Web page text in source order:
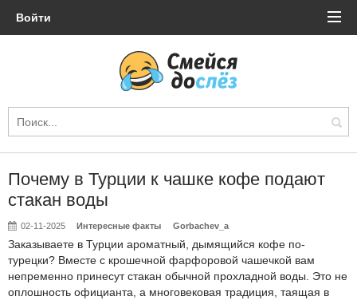
Войти
Почему в Турции к чашке кофе подают
стакан воды
02-11-2025 Интересные факты Gorbachev_a
Заказываете в Турции ароматный, дымящийся кофе по-
турецки? Вместе с крошечной фарфоровой чашечкой вам
непременно принесут стакан обычной прохладной воды. Это не
оплошность официанта, а многовековая традиция, таящая в